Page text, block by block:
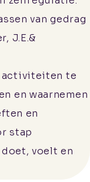
van gedrag
J.E.&
activiteiten te
en waarnemen
en
stap
voelt en